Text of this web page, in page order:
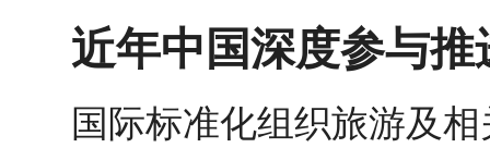
近年中国深度参与
国际标准化组织旅游及